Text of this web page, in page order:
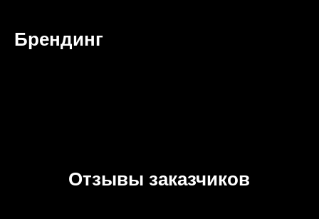
Брендинг
Отзывы заказчиков